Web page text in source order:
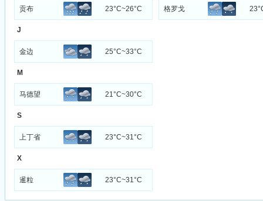
贡布 23°C~26°C 格罗戈
J
金边 25°C~33°C
M
马德望 21°C~30°C
S
上丁省 23°C~31°C
X
暹粒 23°C~31°C